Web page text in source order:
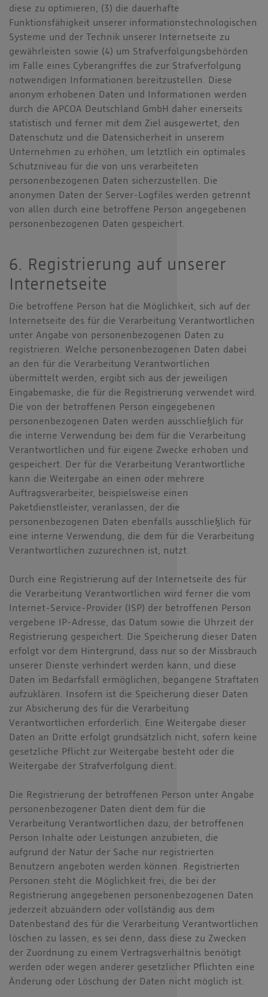
diese zu optimieren, (3) die dauerhafte
Funktionsfähigkeit unserer informationstechnologischen
Systeme und der Technik unserer Internetseite zu
gewährleisten sowie (4) um Strafverfolgungsbehörden
im Falle eines Cyberangriffes die zur Strafverfolgung
notwendigen Informationen bereitzustellen. Diese
anonym erhobenen Daten und Informationen werden
durch die APCOA Deutschland GmbH daher einerseits
statistisch und ferner mit dem Ziel ausgewertet, den
Datenschutz und die Datensicherheit in unserem
Unternehmen zu erhöhen, um letztlich ein optimales
Schutzniveau für die von uns verarbeiteten
personenbezogenen Daten sicherzustellen. Die
anonymen Daten der Server-Logfiles werden getrennt
von allen durch eine betroffene Person angegebenen
personenbezogenen Daten gespeichert.
6. Registrierung auf unserer
Internetseite
Die betroffene Person hat die Möglichkeit, sich auf der
Internetseite des für die Verarbeitung Verantwortlichen
unter Angabe von personenbezogenen Daten zu
registrieren. Welche personenbezogenen Daten dabei
an den für die Verarbeitung Verantwortlichen
übermittelt werden, ergibt sich aus der jeweiligen
Eingabemaske, die für die Registrierung verwendet wird.
Die von der betroffenen Person eingegebenen
personenbezogenen Daten werden ausschließlich für
die interne Verwendung bei dem für die Verarbeitung
Verantwortlichen und für eigene Zwecke erhoben und
gespeichert. Der für die Verarbeitung Verantwortliche
kann die Weitergabe an einen oder mehrere
Auftragsverarbeiter, beispielsweise einen
Paketdienstleister, veranlassen, der die
personenbezogenen Daten ebenfalls ausschließlich für
eine interne Verwendung, die dem für die Verarbeitung
Verantwortlichen zuzurechnen ist, nutzt.
Durch eine Registrierung auf der Internetseite des für
die Verarbeitung Verantwortlichen wird ferner die vom
Internet-Service-Provider (ISP) der betroffenen Person
vergebene IP-Adresse, das Datum sowie die Uhrzeit der
Registrierung gespeichert. Die Speicherung dieser Daten
erfolgt vor dem Hintergrund, dass nur so der Missbrauch
unserer Dienste verhindert werden kann, und diese
Daten im Bedarfsfall ermöglichen, begangene Straftaten
aufzuklären. Insofern ist die Speicherung dieser Daten
zur Absicherung des für die Verarbeitung
Verantwortlichen erforderlich. Eine Weitergabe dieser
Daten an Dritte erfolgt grundsätzlich nicht, sofern keine
gesetzliche Pflicht zur Weitergabe besteht oder die
Weitergabe der Strafverfolgung dient.
Die Registrierung der betroffenen Person unter Angabe
personenbezogener Daten dient dem für die
Verarbeitung Verantwortlichen dazu, der betroffenen
Person Inhalte oder Leistungen anzubieten, die
aufgrund der Natur der Sache nur registrierten
Benutzern angeboten werden können. Registrierten
Personen steht die Möglichkeit frei, die bei der
Registrierung angegebenen personenbezogenen Daten
jederzeit abzuändern oder vollständig aus dem
Datenbestand des für die Verarbeitung Verantwortlichen
löschen zu lassen, es sei denn, dass diese zu Zwecken
der Zuordnung zu einem Vertragsverhältnis benötigt
werden oder wegen anderer gesetzlicher Pflichten eine
Änderung oder Löschung der Daten nicht möglich ist.